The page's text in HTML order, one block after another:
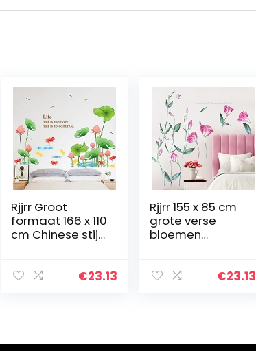
Rjjrr Groot
formaat 166 x 110
cm Chinese stijl
bladeren
€23.13
Rjjrr 155 x 85 cm
grote verse
bloemen
woondecor voor
€23.13